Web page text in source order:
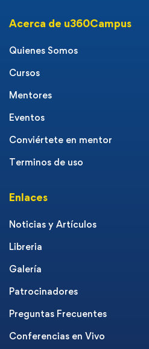
Acerca de u360Campus
Quienes Somos
Cursos
Mentores
Eventos
Conviértete en mentor
Terminos de uso
Enlaces
Noticias y Artículos
Libreria
Galería
Patrocinadores
Preguntas Frecuentes
Conferencias en Vivo